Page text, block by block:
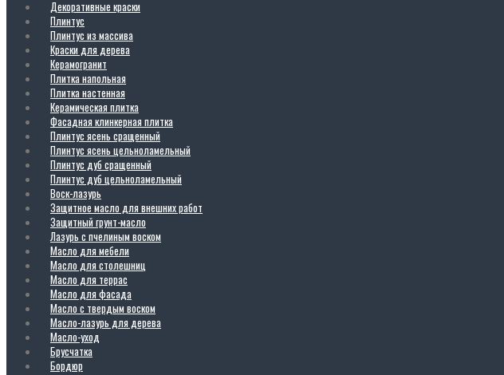
Декоративные краски
Плинтус
Плинтус из массива
Краски для дерева
Керамогранит
Плитка напольная
Плитка настенная
Керамическая плитка
Фасадная клинкерная плитка
Плинтус ясень сращенный
Плинтус ясень цельноламельный
Плинтус дуб сращенный
Плинтус дуб цельноламельный
Воск-лазурь
Защитное масло для внешних работ
Защитный грунт-масло
Лазурь с пчелиным воском
Масло для мебели
Масло для столешниц
Масло для террас
Масло для фасада
Масло с твердым воском
Масло-лазурь для дерева
Масло-уход
Брусчатка
Бордюр